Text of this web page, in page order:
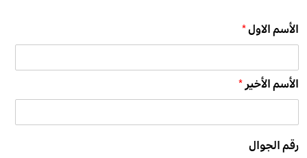
الأسم الاول*
الأسم الأخير *
رقم الجوال